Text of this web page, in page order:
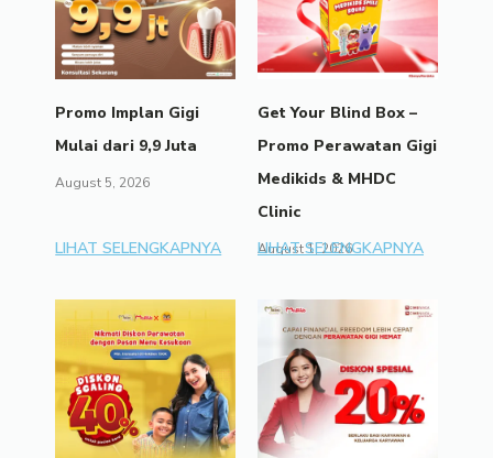
Promo Implan Gigi
Mulai dari 9,9 Juta
August 5, 2026
LIHAT SELENGKAPNYA
Get Your Blind Box –
Promo Perawatan Gigi
Medikids & MHDC
Clinic
August 1, 2026
LIHAT SELENGKAPNYA